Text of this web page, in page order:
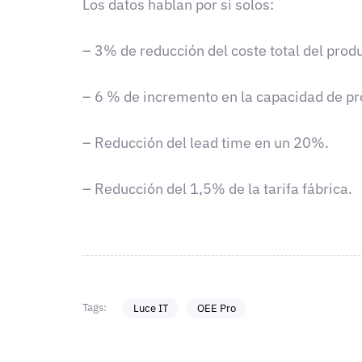
Los datos hablan por si solos:
– 3% de reducción del coste total del
– 6 % de incremento en la capacidad de
– Reducción del lead time en un 20%.
– Reducción del 1,5% de la tarifa fábrica.
Tags: Luce IT OEE Pro